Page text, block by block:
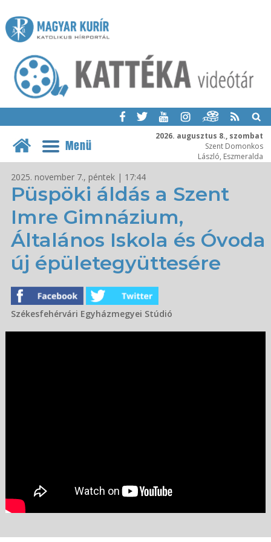
2026. augusztus 8., szombat
Szent Domonkos
László, Eszmeralda
Menü
2025. november 7., péntek | 17:44
Püspöki áldás a Szent
Imre Gimnázium,
Általános Iskola és Óvoda
új épületegyüttesére
Székesfehérvári Egyházmegyei Stúdió